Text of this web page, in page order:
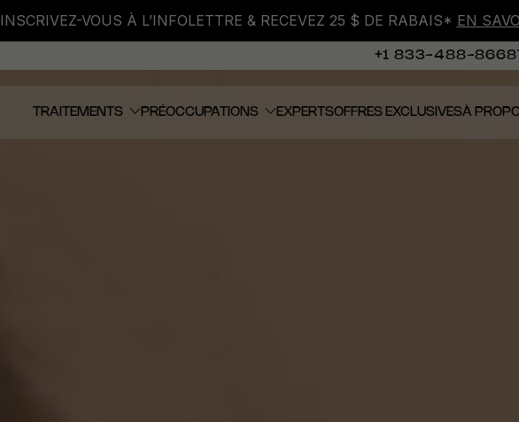
INSCRIVEZ-VOUS À L’INFOLETTRE & RECEVEZ 25 $ DE RABAIS* EN
+1 833-488-8668
TRAITEMENTS PRÉOCCUPATIONS EXPERTSOFFRES EXCLUSIVESÀ